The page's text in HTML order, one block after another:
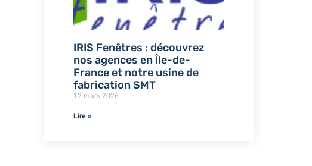
IRIS Fenêtres : découvrez
nos agences en Île-de-
France et notre usine de
fabrication SMT
12 mars 2026
Lire »